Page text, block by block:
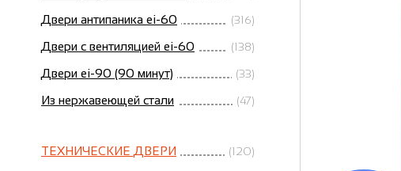
Двери антипаника ei-60 (316)
Двери с вентиляцией ei-60 (138)
Двери ei-90 (90 минут) (33)
Из нержавеющей стали (47)
ТЕХНИЧЕСКИЕ ДВЕРИ (120)